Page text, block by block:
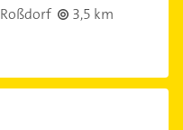
3,5 km